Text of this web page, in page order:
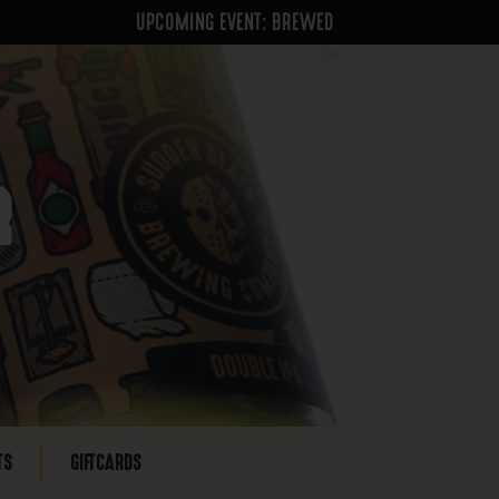
UPCOMING EVENT: BREWED
GIFTCARDS